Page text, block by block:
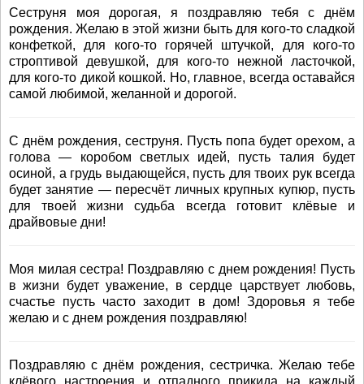
Сеструня моя дорогая, я поздравляю тебя с днём
рождения. Желаю в этой жизни быть для кого-то сладкой
конфеткой, для кого-то горячей штучкой, для кого-то
строптивой девушкой, для кого-то нежной ласточкой,
для кого-то дикой кошкой. Но, главное, всегда оставайся
самой любимой, желанной и дорогой.
С днём рождения, сеструня. Пусть попа будет орехом, а
голова — коробом светлых идей, пусть талия будет
осиной, а грудь выдающейся, пусть для твоих рук всегда
будет занятие — пересчёт личных крупных купюр, пусть
для твоей жизни судьба всегда готовит клёвые и
драйвовые дни!
Моя милая сестра! Поздравляю с днем рождения! Пусть
в жизни будет уважение, в сердце царствует любовь,
счастье пусть часто заходит в дом! Здоровья я тебе
желаю и с днем рождения поздравляю!
Поздравляю с днём рождения, сестричка. Желаю тебе
клёвого настроения и отпадного прикида на каждый